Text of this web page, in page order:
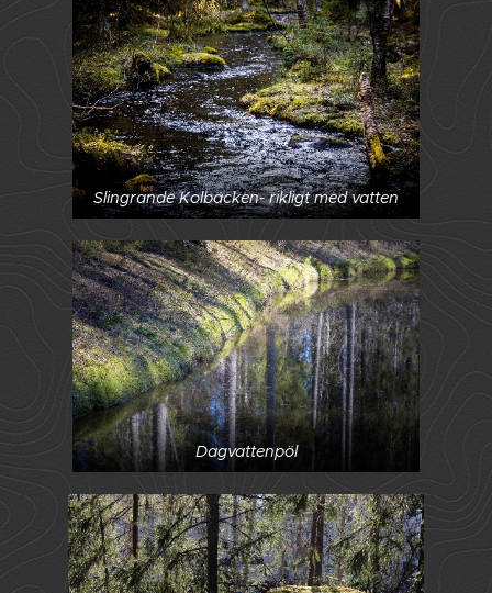
Slingrande Kolbäcken- rikligt med vatten
Dagvattenpöl